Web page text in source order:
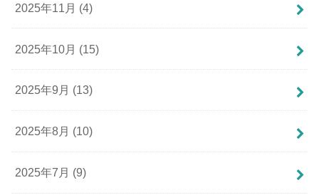
2025年11月 (4)
2025年10月 (15)
2025年9月 (13)
2025年8月 (10)
2025年7月 (9)